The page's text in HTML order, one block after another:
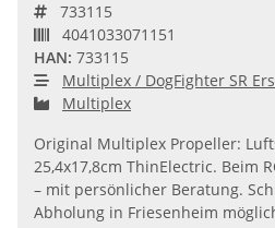
733115
4041033071151
HAN: 733115
Multiplex / DogFighter SR
Multiplex
Original Multiplex Propeller:
25,4x17,8cm ThinElectric. Beim
– mit persönlicher Beratung.
Abholung in Friesenheim